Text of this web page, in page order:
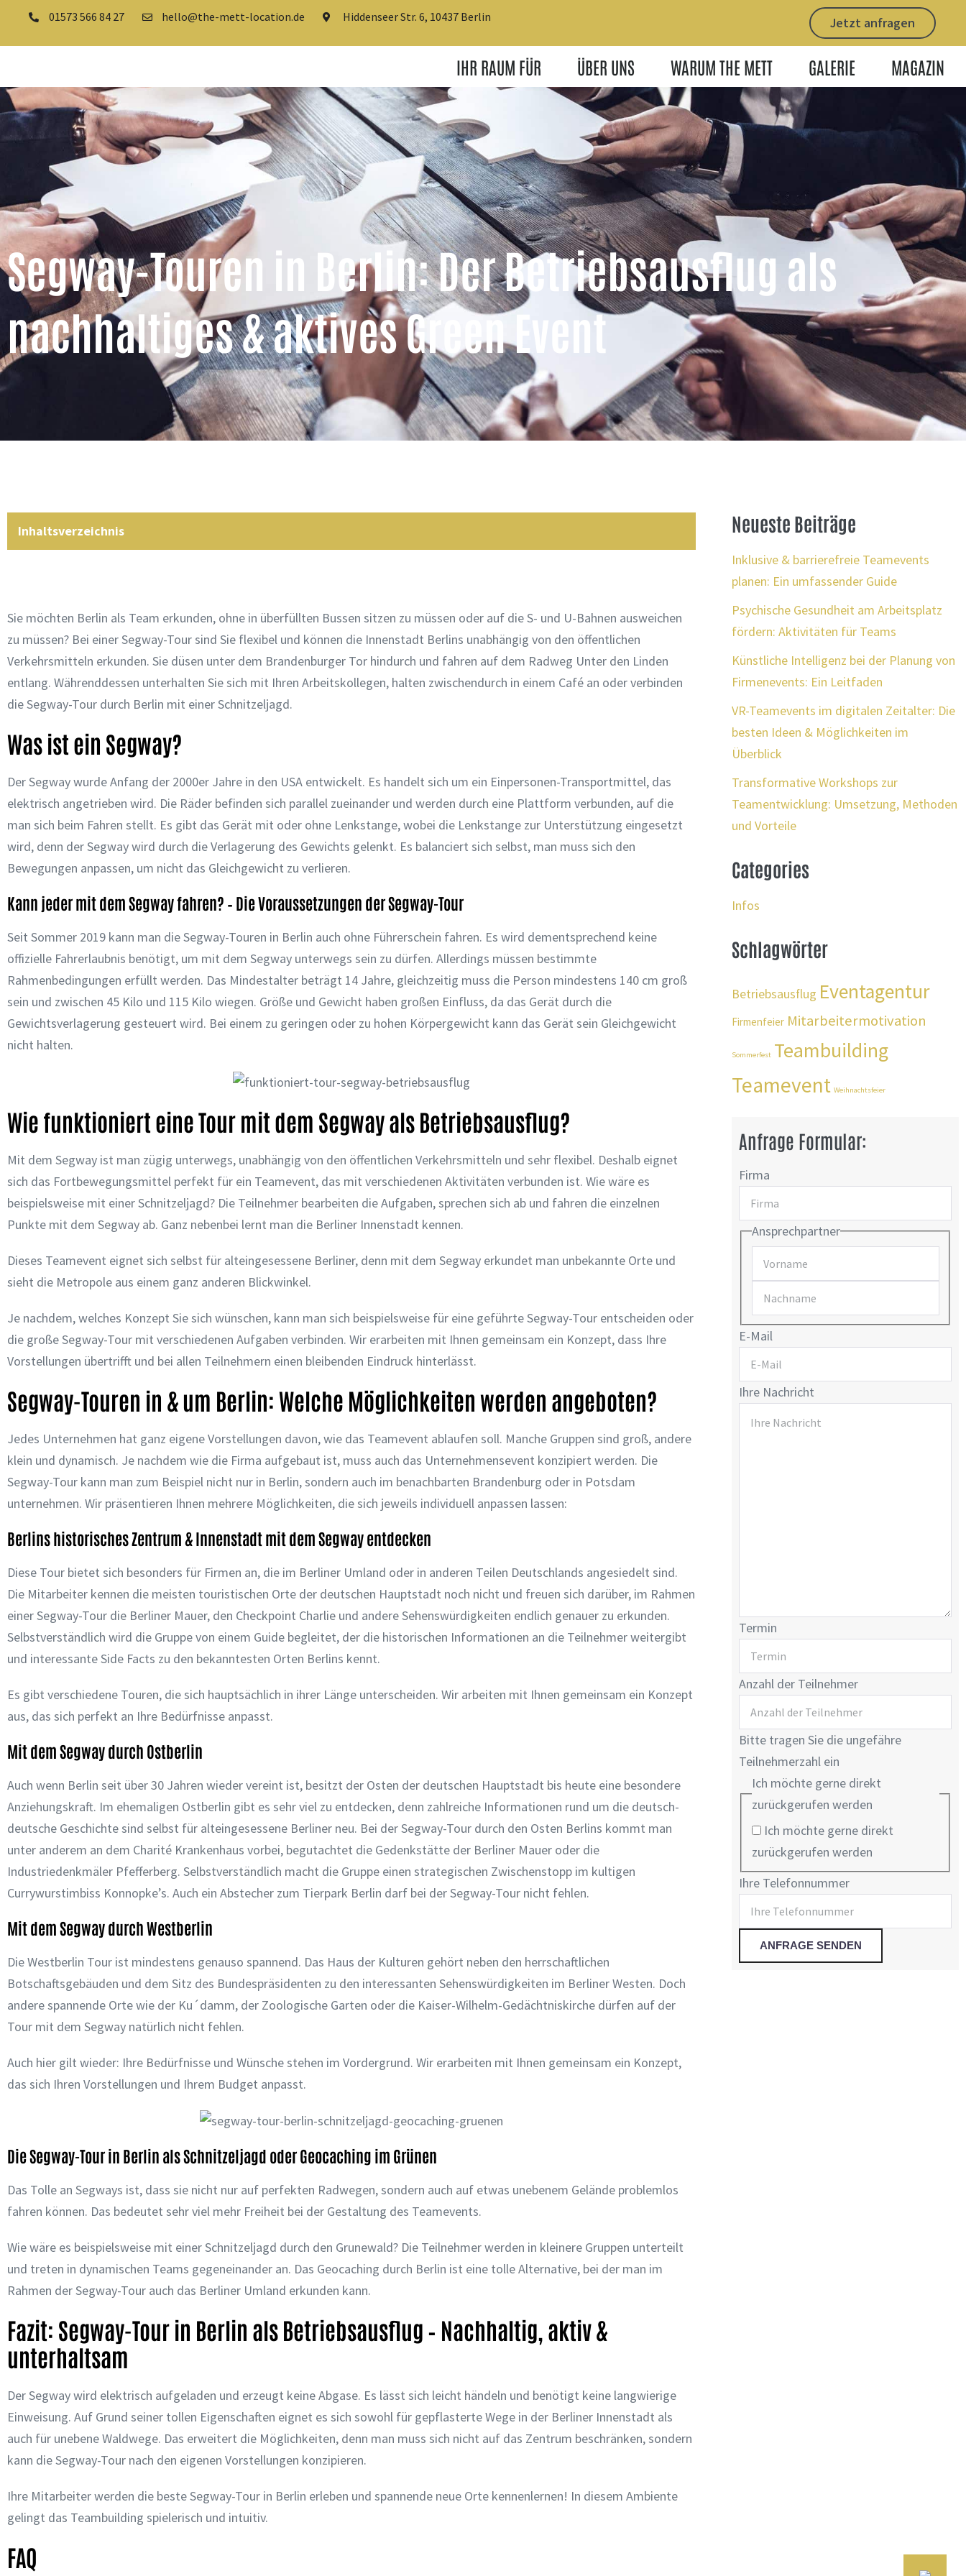
01573 566 84 27 hello@the-mett-location.de Hiddenseer Str. 6, 10437 Berlin Jetzt anfragen
IHR RAUM FÜR ÜBER UNS WARUM THE METT GALERIE MAGAZIN
Segway-Touren in Berlin: Der Betriebsausflug als
nachhaltiges & aktives Green Event
Inhaltsverzeichnis
Sie möchten Berlin als Team erkunden, ohne in überfüllten Bussen sitzen zu müssen oder auf die S- und U-Bahnen ausweichen
zu müssen? Bei einer Segway-Tour sind Sie flexibel und können die Innenstadt Berlins unabhängig von den öffentlichen
Verkehrsmitteln erkunden. Sie düsen unter dem Brandenburger Tor hindurch und fahren auf dem Radweg Unter den Linden
entlang. Währenddessen unterhalten Sie sich mit Ihren Arbeitskollegen, halten zwischendurch in einem Café an oder verbinden
die Segway-Tour durch Berlin mit einer Schnitzeljagd.
Was ist ein Segway?
Der Segway wurde Anfang der 2000er Jahre in den USA entwickelt. Es handelt sich um ein Einpersonen-Transportmittel, das
elektrisch angetrieben wird. Die Räder befinden sich parallel zueinander und werden durch eine Plattform verbunden, auf die
man sich beim Fahren stellt. Es gibt das Gerät mit oder ohne Lenkstange, wobei die Lenkstange zur Unterstützung eingesetzt
wird, denn der Segway wird durch die Verlagerung des Gewichts gelenkt. Es balanciert sich selbst, man muss sich den
Bewegungen anpassen, um nicht das Gleichgewicht zu verlieren.
Kann jeder mit dem Segway fahren? – Die Voraussetzungen der Segway-Tour
Seit Sommer 2019 kann man die Segway-Touren in Berlin auch ohne Führerschein fahren. Es wird dementsprechend keine
offizielle Fahrerlaubnis benötigt, um mit dem Segway unterwegs sein zu dürfen. Allerdings müssen bestimmte
Rahmenbedingungen erfüllt werden. Das Mindestalter beträgt 14 Jahre, gleichzeitig muss die Person mindestens 140 cm groß
sein und zwischen 45 Kilo und 115 Kilo wiegen. Größe und Gewicht haben großen Einfluss, da das Gerät durch die
Gewichtsverlagerung gesteuert wird. Bei einem zu geringen oder zu hohen Körpergewicht kann das Gerät sein Gleichgewicht
nicht halten.
Wie funktioniert eine Tour mit dem Segway als Betriebsausflug?
Mit dem Segway ist man zügig unterwegs, unabhängig von den öffentlichen Verkehrsmitteln und sehr flexibel. Deshalb eignet
sich das Fortbewegungsmittel perfekt für ein Teamevent, das mit verschiedenen Aktivitäten verbunden ist. Wie wäre es
beispielsweise mit einer Schnitzeljagd? Die Teilnehmer bearbeiten die Aufgaben, sprechen sich ab und fahren die einzelnen
Punkte mit dem Segway ab. Ganz nebenbei lernt man die Berliner Innenstadt kennen.
Dieses Teamevent eignet sich selbst für alteingesessene Berliner, denn mit dem Segway erkundet man unbekannte Orte und
sieht die Metropole aus einem ganz anderen Blickwinkel.
Je nachdem, welches Konzept Sie sich wünschen, kann man sich beispielsweise für eine geführte Segway-Tour entscheiden oder
die große Segway-Tour mit verschiedenen Aufgaben verbinden. Wir erarbeiten mit Ihnen gemeinsam ein Konzept, dass Ihre
Vorstellungen übertrifft und bei allen Teilnehmern einen bleibenden Eindruck hinterlässt.
Segway-Touren in & um Berlin: Welche Möglichkeiten werden angeboten?
Jedes Unternehmen hat ganz eigene Vorstellungen davon, wie das Teamevent ablaufen soll. Manche Gruppen sind groß, andere
klein und dynamisch. Je nachdem wie die Firma aufgebaut ist, muss auch das Unternehmensevent konzipiert werden. Die
Segway-Tour kann man zum Beispiel nicht nur in Berlin, sondern auch im benachbarten Brandenburg oder in Potsdam
unternehmen. Wir präsentieren Ihnen mehrere Möglichkeiten, die sich jeweils individuell anpassen lassen:
Berlins historisches Zentrum & Innenstadt mit dem Segway entdecken
Diese Tour bietet sich besonders für Firmen an, die im Berliner Umland oder in anderen Teilen Deutschlands angesiedelt sind.
Die Mitarbeiter kennen die meisten touristischen Orte der deutschen Hauptstadt noch nicht und freuen sich darüber, im Rahmen
einer Segway-Tour die Berliner Mauer, den Checkpoint Charlie und andere Sehenswürdigkeiten endlich genauer zu erkunden.
Selbstverständlich wird die Gruppe von einem Guide begleitet, der die historischen Informationen an die Teilnehmer weitergibt
und interessante Side Facts zu den bekanntesten Orten Berlins kennt.
Es gibt verschiedene Touren, die sich hauptsächlich in ihrer Länge unterscheiden. Wir arbeiten mit Ihnen gemeinsam ein Konzept
aus, das sich perfekt an Ihre Bedürfnisse anpasst.
Mit dem Segway durch Ostberlin
Auch wenn Berlin seit über 30 Jahren wieder vereint ist, besitzt der Osten der deutschen Hauptstadt bis heute eine besondere
Anziehungskraft. Im ehemaligen Ostberlin gibt es sehr viel zu entdecken, denn zahlreiche Informationen rund um die deutsch-
deutsche Geschichte sind selbst für alteingesessene Berliner neu. Bei der Segway-Tour durch den Osten Berlins kommt man
unter anderem an dem Charité Krankenhaus vorbei, begutachtet die Gedenkstätte der Berliner Mauer oder die
Industriedenkmäler Pfefferberg. Selbstverständlich macht die Gruppe einen strategischen Zwischenstopp im kultigen
Currywurstimbiss Konnopke’s. Auch ein Abstecher zum Tierpark Berlin darf bei der Segway-Tour nicht fehlen.
Mit dem Segway durch Westberlin
Die Westberlin Tour ist mindestens genauso spannend. Das Haus der Kulturen gehört neben den herrschaftlichen
Botschaftsgebäuden und dem Sitz des Bundespräsidenten zu den interessanten Sehenswürdigkeiten im Berliner Westen. Doch
andere spannende Orte wie der Ku´damm, der Zoologische Garten oder die Kaiser-Wilhelm-Gedächtniskirche dürfen auf der
Tour mit dem Segway natürlich nicht fehlen.
Auch hier gilt wieder: Ihre Bedürfnisse und Wünsche stehen im Vordergrund. Wir erarbeiten mit Ihnen gemeinsam ein Konzept,
das sich Ihren Vorstellungen und Ihrem Budget anpasst.
Die Segway-Tour in Berlin als Schnitzeljagd oder Geocaching im Grünen
Das Tolle an Segways ist, dass sie nicht nur auf perfekten Radwegen, sondern auch auf etwas unebenem Gelände problemlos
fahren können. Das bedeutet sehr viel mehr Freiheit bei der Gestaltung des Teamevents.
Wie wäre es beispielsweise mit einer Schnitzeljagd durch den Grunewald? Die Teilnehmer werden in kleinere Gruppen unterteilt
und treten in dynamischen Teams gegeneinander an. Das Geocaching durch Berlin ist eine tolle Alternative, bei der man im
Rahmen der Segway-Tour auch das Berliner Umland erkunden kann.
Fazit: Segway-Tour in Berlin als Betriebsausflug – Nachhaltig, aktiv &
unterhaltsam
Der Segway wird elektrisch aufgeladen und erzeugt keine Abgase. Es lässt sich leicht händeln und benötigt keine langwierige
Einweisung. Auf Grund seiner tollen Eigenschaften eignet es sich sowohl für gepflasterte Wege in der Berliner Innenstadt als
auch für unebene Waldwege. Das erweitert die Möglichkeiten, denn man muss sich nicht auf das Zentrum beschränken, sondern
kann die Segway-Tour nach den eigenen Vorstellungen konzipieren.
Ihre Mitarbeiter werden die beste Segway-Tour in Berlin erleben und spannende neue Orte kennenlernen! In diesem Ambiente
gelingt das Teambuilding spielerisch und intuitiv.
FAQ
Neueste Beiträge
Inklusive & barrierefreie Teamevents
planen: Ein umfassender Guide
Psychische Gesundheit am Arbeitsplatz
fördern: Aktivitäten für Teams
Künstliche Intelligenz bei der Planung von
Firmenevents: Ein Leitfaden
VR-Teamevents im digitalen Zeitalter: Die
besten Ideen & Möglichkeiten im
Überblick
Transformative Workshops zur
Teamentwicklung: Umsetzung, Methoden
und Vorteile
Categories
Infos
Schlagwörter
Betriebsausflug Eventagentur
Firmenfeier Mitarbeitermotivation
Sommerfest Teambuilding
Teamevent Weihnachtsfeier
Anfrage Formular:
Firma
Ansprechpartner
E-Mail
Ihre Nachricht
Termin
Anzahl der Teilnehmer
Bitte tragen Sie die ungefähre
Teilnehmerzahl ein
Ich möchte gerne direkt
zurückgerufen werden
Ich möchte gerne direkt
zurückgerufen werden
Ihre Telefonnummer